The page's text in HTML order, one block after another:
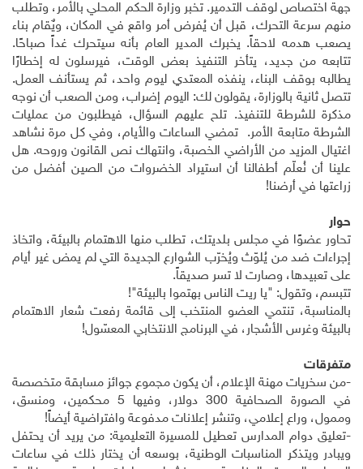
جهة اختصاص لوقف التدمير. تخبر وزارة الحكم المحلي بالأمر، وتطلب
منهم سرعة التحرك، قبل أن يُفرض أمر واقع في المكان، ويٌقام بناء
يصعب هدمه لاحقاً. يخبرك المدير العام بأنه سيتحرك غداً صباحًا.
تتابعه من جديد، يتأخر التنفيذ بعض الوقت، فيرسلون له إخطارًا
يطالبه بوقف البناء، ينفذه المعتدي ليوم واحد، ثم يستأنف العمل.
تتصل ثانية بالوزارة، يقولون لك: اليوم إضراب، ومن الصعب أن نوجه
مذكرة للشرطة للتنفيذ. تلح عليهم السؤال، فيطلبون من عمليات
الشرطة متابعة الأمر. تمضي الساعات والأيام، وفي كل مرة نشاهد
اغتيال المزيد من الأراضي الخصبة، وانتهاك نص القانون وروحه. هل
علينا أن نُعلّم أطفالنا أن استيراد الخضروات من الصين أفضل من
زراعتها في أرضنا!
حوار
تحاور عضوًا في مجلس بلديتك، تطلب منها الاهتمام بالبيئة، واتخاذ
إجراءات ضد من يُلوّث ويُخرّب الشوارع الجديدة التي لم يمض غير أيام
على تعبيدها، وصارت لا تسر صديقاً.
تتبسم، وتقول: "يا ريت الناس بهتموا بالبيئة"!
بالمناسبة، تنتمي العضو المنتخب إلى قائمة رفعت شعار الاهتمام
بالبيئة وغرس الأشجار، في البرنامج الانتخابي المعسّول!
متفرقات
-من سخريات مهنة الإعلام، أن يكون مجموع جوائز مسابقة متخصصة
في الصورة الصحافية 300 دولار، وفيها 5 محكمين، ومنسق،
وممول، وراع إعلامي، وتنشر إعلانات مدفوعة وافتراضية أيضاً!
-تعليق دوام المدارس تعطيل للمسيرة التعليمية: من يريد أن يحتفل
ويبادر ويتذكر المناسبات الوطنية، بوسعه أن يختار ذلك في ساعات